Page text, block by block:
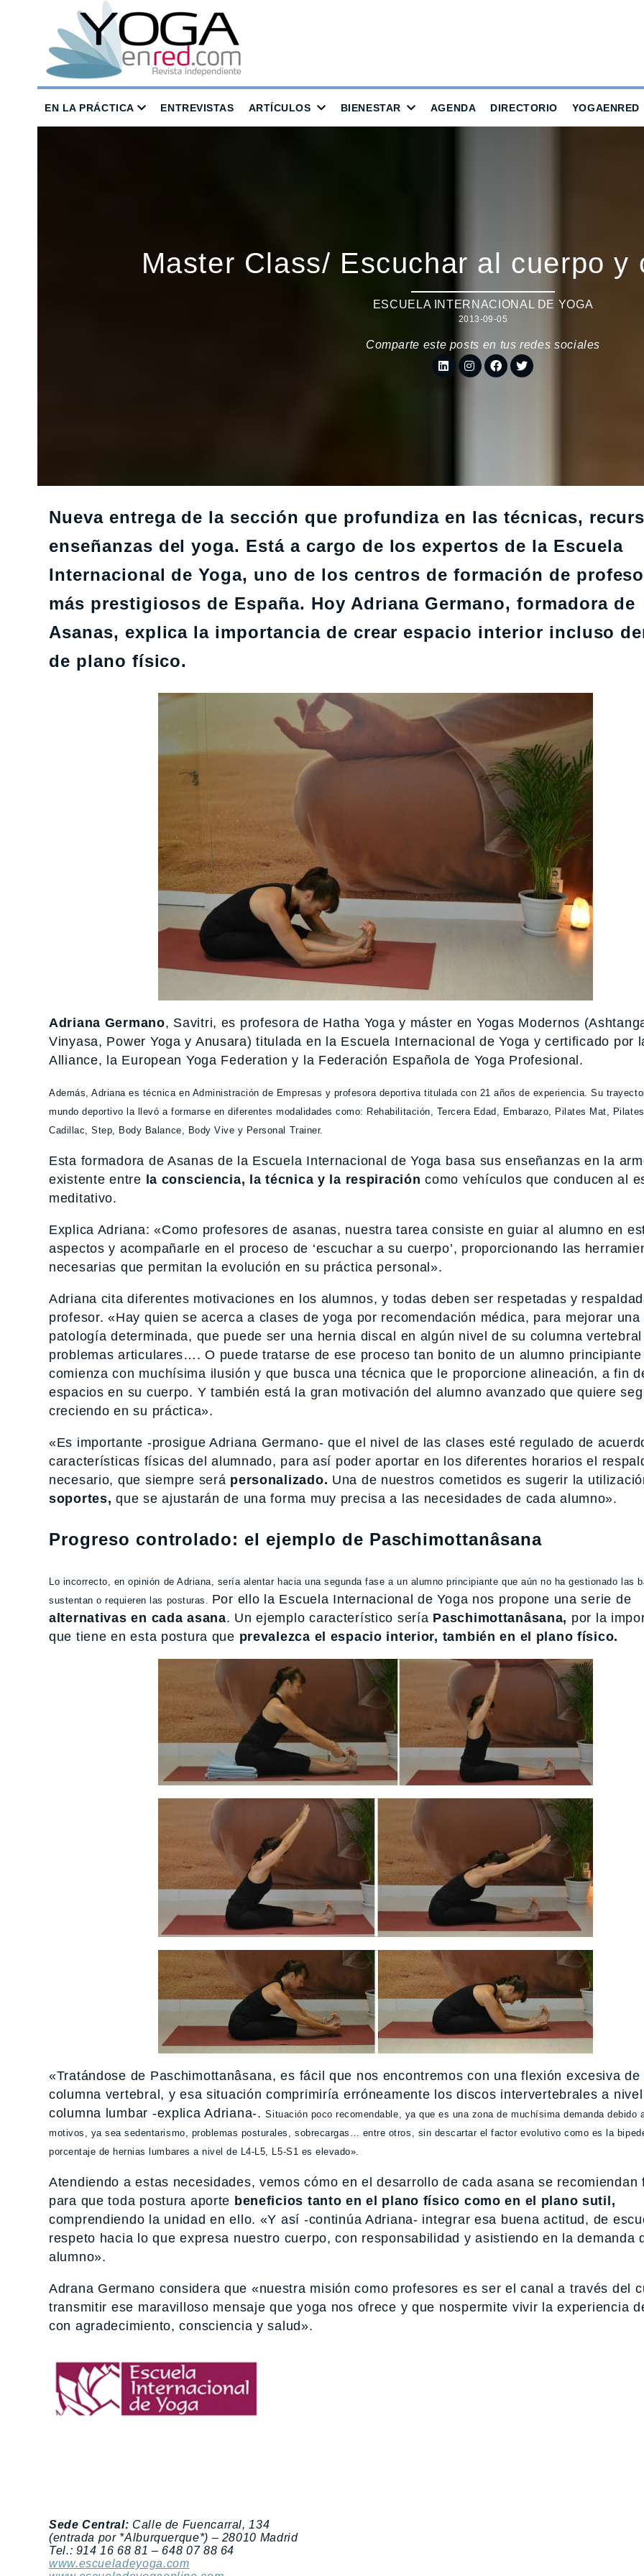
EN LA PRÁCTICA ENTREVISTAS ARTÍCULOS BIENESTAR AGENDA DIRECTORIO YOGAENRED
Master Class/ Escuchar al cuerpo y
ESCUELA INTERNACIONAL DE YOGA
2013-09-05
Comparte este posts en tus redes sociales
Nueva entrega de la sección que profundiza en las técnicas,
enseñanzas del yoga. Está a cargo de los expertos de la Escuela
Internacional de Yoga, uno de los centros de formación de
más prestigiosos de España. Hoy Adriana Germano, formadora de
Asanas, explica la importancia de crear espacio interior incluso
de plano físico.
Adriana Germano, Savitri, es profesora de Hatha Yoga y máster en Yogas Modernos
Vinyasa, Power Yoga y Anusara) titulada en la Escuela Internacional de Yoga y certificado por
Alliance, la European Yoga Federation y la Federación Española de Yoga Profesional.
Además, Adriana es técnica en Administración de Empresas y profesora deportiva titulada con 21 años de experiencia. Su
mundo deportivo la llevó a formarse en diferentes modalidades como: Rehabilitación, Tercera Edad, Embarazo, Pilates Mat,
Cadillac, Step, Body Balance, Body Vive y Personal Trainer.
Esta formadora de Asanas de la Escuela Internacional de Yoga basa sus enseñanzas en la
existente entre la consciencia, la técnica y la respiración como vehículos que conducen al
meditativo.
Explica Adriana: «Como profesores de asanas, nuestra tarea consiste en guiar al alumno en
aspectos y acompañarle en el proceso de ‘escuchar a su cuerpo’, proporcionando las
necesarias que permitan la evolución en su práctica personal».
Adriana cita diferentes motivaciones en los alumnos, y todas deben ser respetadas y
profesor. «Hay quien se acerca a clases de yoga por recomendación médica, para mejorar una
patología determinada, que puede ser una hernia discal en algún nivel de su columna
problemas articulares…. O puede tratarse de ese proceso tan bonito de un alumno principiante
comienza con muchísima ilusión y que busca una técnica que le proporcione alineación, a fin
espacios en su cuerpo. Y también está la gran motivación del alumno avanzado que quiere
creciendo en su práctica».
«Es importante -prosigue Adriana Germano- que el nivel de las clases esté regulado de
características físicas del alumnado, para así poder aportar en los diferentes horarios el
necesario, que siempre será personalizado. Una de nuestros cometidos es sugerir la
soportes, que se ajustarán de una forma muy precisa a las necesidades de cada alumno».
Progreso controlado: el ejemplo de Paschimottanâsana
Lo incorrecto, en opinión de Adriana, sería alentar hacia una segunda fase a un alumno principiante que aún no ha gestionado las
sustentan o requieren las posturas. Por ello la Escuela Internacional de Yoga nos propone una serie de
alternativas en cada asana. Un ejemplo característico sería Paschimottanâsana, por la
que tiene en esta postura que prevalezca el espacio interior, también en el plano físico.
«Tratándose de Paschimottanâsana, es fácil que nos encontremos con una flexión excesiva de
columna vertebral, y esa situación comprimiría erróneamente los discos intervertebrales a
columna lumbar -explica Adriana-.Situación poco recomendable, ya que es una zona de muchísima demanda debido
motivos, ya sea sedentarismo, problemas posturales, sobrecargas… entre otros, sin descartar el factor evolutivo como es la
porcentaje de hernias lumbares a nivel de L4-L5, L5-S1 es elevado».
Atendiendo a estas necesidades, vemos cómo en el desarrollo de cada asana se recomiendan
para que toda postura aporte beneficios tanto en el plano físico como en el plano sutil,
comprendiendo la unidad en ello. «Y así -continúa Adriana- integrar esa buena actitud, de
respeto hacia lo que expresa nuestro cuerpo, con responsabilidad y asistiendo en la demanda
alumno».
Adrana Germano considera que «nuestra misión como profesores es ser el canal a través del
transmitir ese maravilloso mensaje que yoga nos ofrece y que nospermite vivir la experiencia
con agradecimiento, consciencia y salud».
Sede Central: Calle de Fuencarral, 134
(entrada por *Alburquerque*) – 28010 Madrid
Tel.: 914 16 68 81 – 648 07 88 64
www.escueladeyoga.com